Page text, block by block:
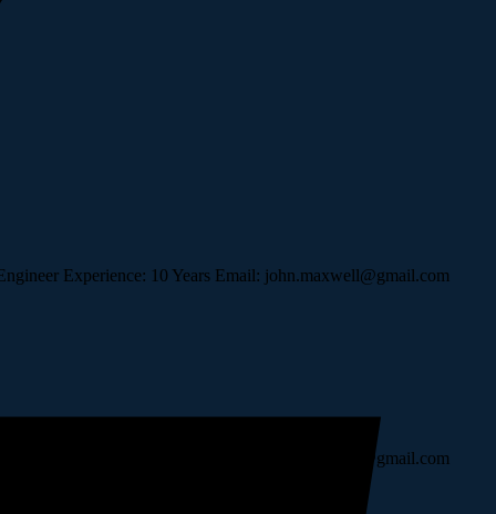
Experience: 10 Years Email: john.maxwell@gmail.com
Experience: 10 Years Email: john.maxwell@gmail.com